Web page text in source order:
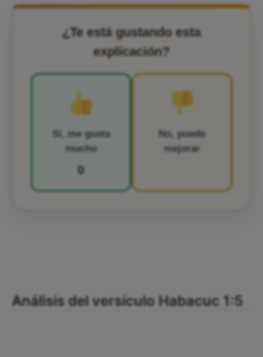
¿Te está gustando esta
explicación?
Sí, me gusta
mucho
0
No, puede
mejorar
Análisis del versículo Habacuc 1:5